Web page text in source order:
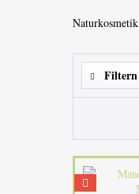
Naturkosmetik
Filtern